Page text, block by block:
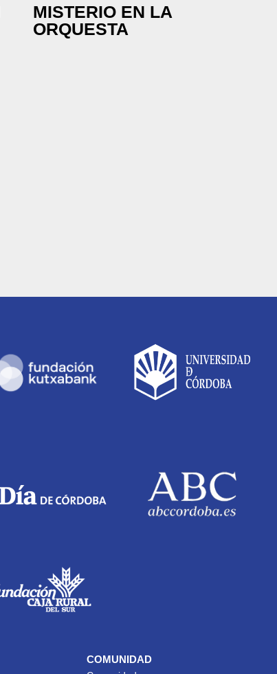
MISTERIO EN LA
ORQUESTA
COMUNIDAD